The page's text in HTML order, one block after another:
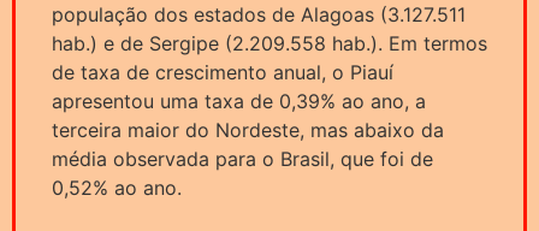
população dos estados de Alagoas (3.127.511
hab.) e de Sergipe (2.209.558 hab.). Em termos
de taxa de crescimento anual, o Piauí
apresentou uma taxa de 0,39% ao ano, a
terceira maior do Nordeste, mas abaixo da
média observada para o Brasil, que foi de
0,52% ao ano.